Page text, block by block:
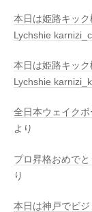
本日は姫路キッ
Lychshie
本日は姫路キッ
Lychshie
全日本ウェイク
より
プロ昇格おめで
り
本日は神戸でビ